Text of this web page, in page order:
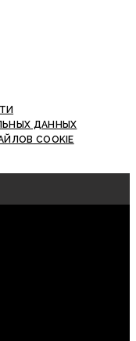
ДАННЫХ
COOKIE